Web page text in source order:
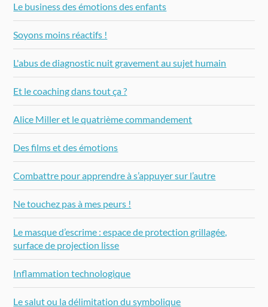
Le business des émotions des enfants
Soyons moins réactifs !
L'abus de diagnostic nuit gravement au sujet humain
Et le coaching dans tout ça ?
Alice Miller et le quatrième commandement
Des films et des émotions
Combattre pour apprendre à s’appuyer sur l’autre
Ne touchez pas à mes peurs !
Le masque d’escrime : espace de protection grillagée,
surface de projection lisse
Inflammation technologique
Le salut ou la délimitation du symbolique